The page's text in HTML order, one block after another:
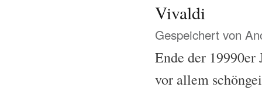
Vivaldi
Gespeichert von
Ende der
vor allem